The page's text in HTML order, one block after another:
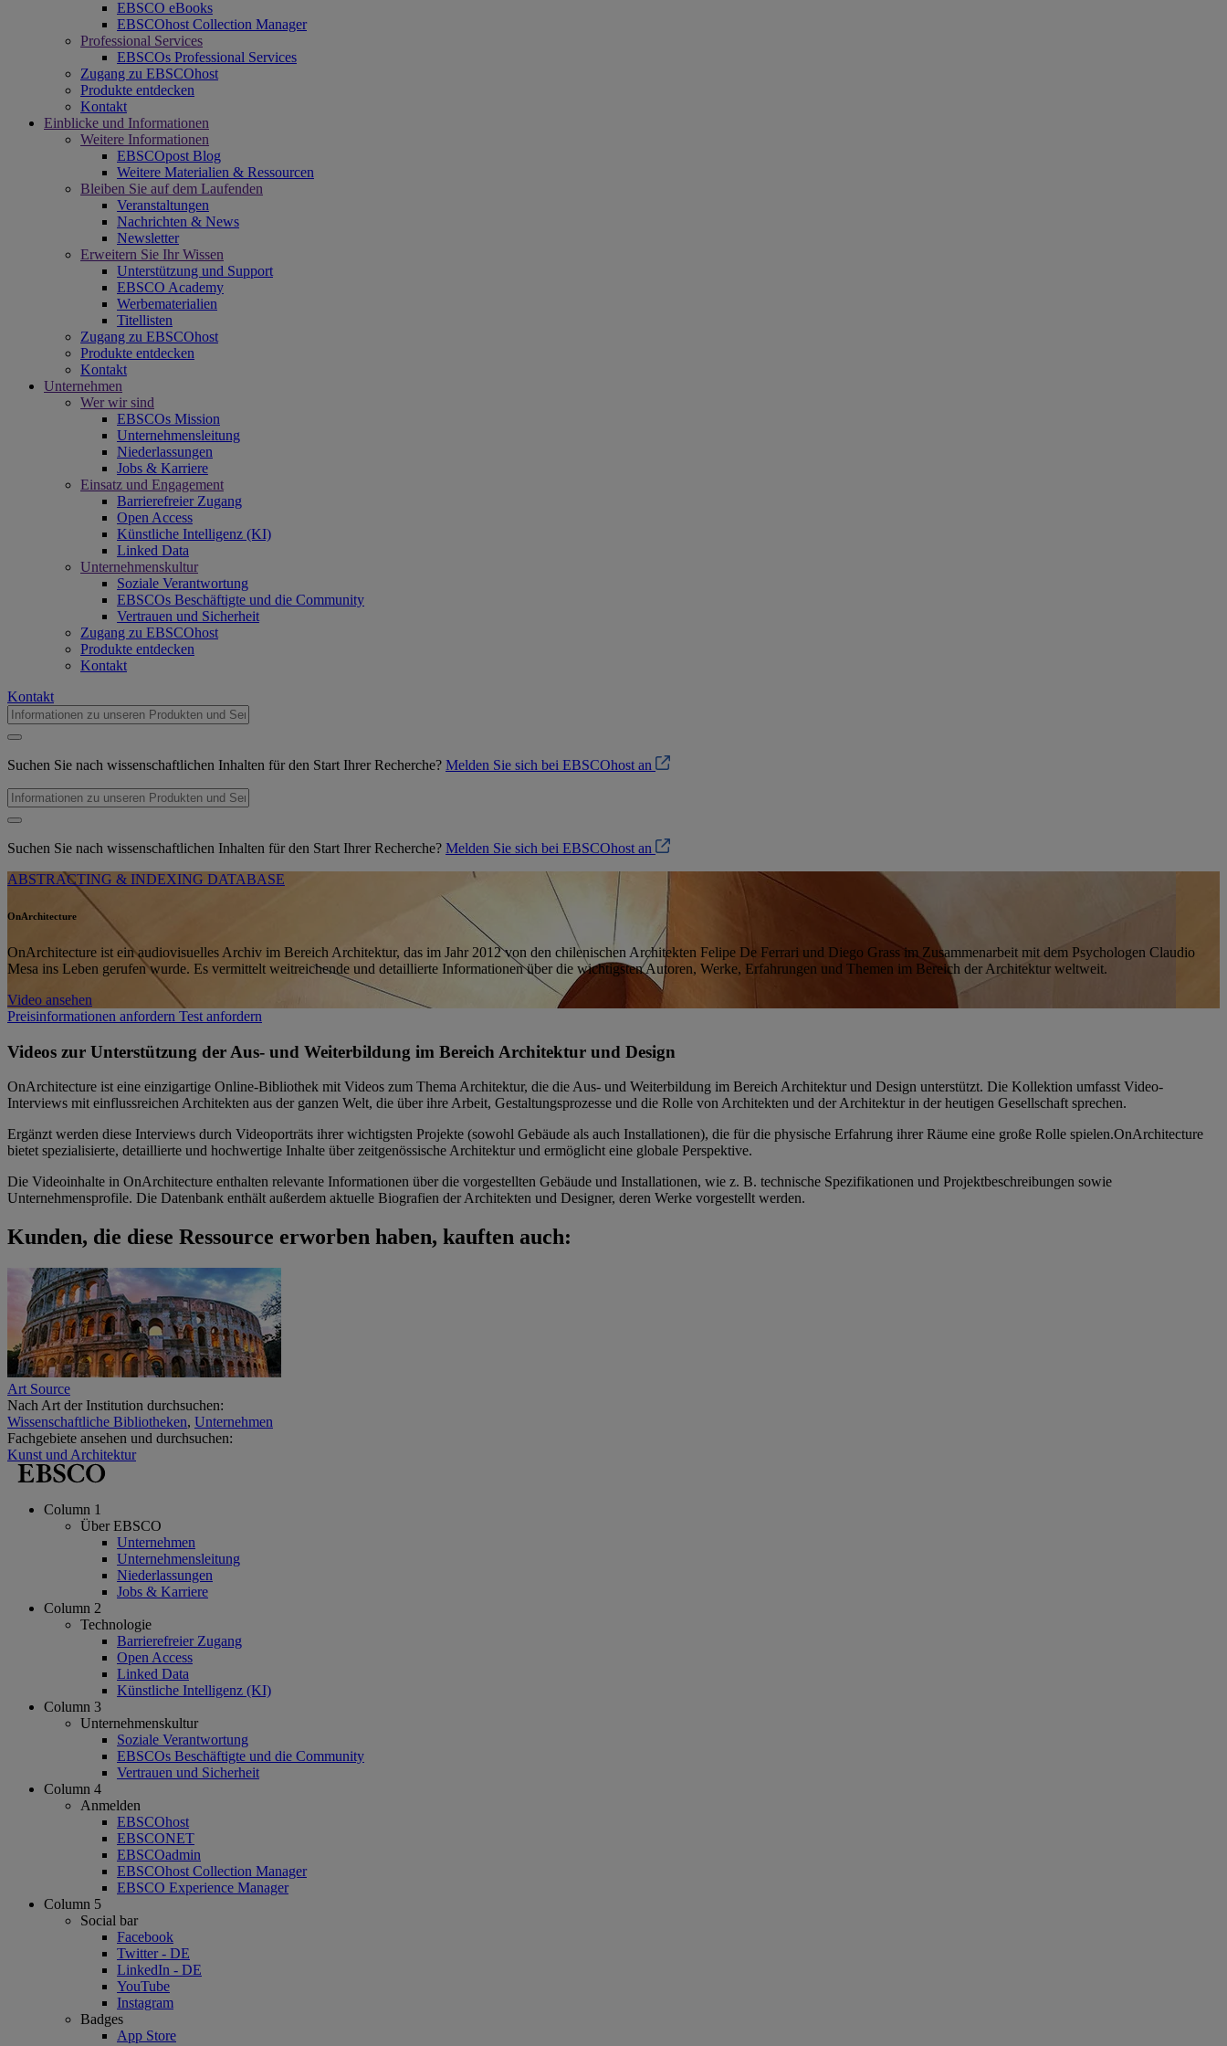
EBSCO eBooks
EBSCOhost Collection Manager
Professional Services
EBSCOs Professional Services
Zugang zu EBSCOhost
Produkte entdecken
Kontakt
Einblicke und Informationen
Weitere Informationen
EBSCOpost Blog
Weitere Materialien & Ressourcen
Bleiben Sie auf dem Laufenden
Veranstaltungen
Nachrichten & News
Newsletter
Erweitern Sie Ihr Wissen
Unterstützung und Support
EBSCO Academy
Werbematerialien
Titellisten
Zugang zu EBSCOhost
Produkte entdecken
Kontakt
Unternehmen
Wer wir sind
EBSCOs Mission
Unternehmensleitung
Niederlassungen
Jobs & Karriere
Einsatz und Engagement
Barrierefreier Zugang
Open Access
Künstliche Intelligenz (KI)
Linked Data
Unternehmenskultur
Soziale Verantwortung
EBSCOs Beschäftigte und die Community
Vertrauen und Sicherheit
Zugang zu EBSCOhost
Produkte entdecken
Kontakt
Kontakt
Suchen Sie nach wissenschaftlichen Inhalten für den Start Ihrer Recherche? Melden Sie sich bei EBSCOhost an
Suchen Sie nach wissenschaftlichen Inhalten für den Start Ihrer Recherche? Melden Sie sich bei EBSCOhost an
ABSTRACTING & INDEXING DATABASE
OnArchitecture
OnArchitecture ist ein audiovisuelles Archiv im Bereich Architektur, das im Jahr 2012 von den chilenischen Architekten Felipe De Ferrari und Diego Grass im Zusammenarbeit mit dem Psychologen Claudio
Mesa ins Leben gerufen wurde. Es vermittelt weitreichende und detaillierte Informationen über die wichtigsten Autoren, Werke, Erfahrungen und Themen im Bereich der Architektur weltweit.
Video ansehen
Preisinformationen anfordern Test anfordern
Videos zur Unterstützung der Aus- und Weiterbildung im Bereich Architektur und Design
OnArchitecture ist eine einzigartige Online-Bibliothek mit Videos zum Thema Architektur, die die Aus- und Weiterbildung im Bereich Architektur und Design unterstützt. Die Kollektion umfasst Video-
Interviews mit einflussreichen Architekten aus der ganzen Welt, die über ihre Arbeit, Gestaltungsprozesse und die Rolle von Architekten und der Architektur in der heutigen Gesellschaft sprechen.
Ergänzt werden diese Interviews durch Videoporträts ihrer wichtigsten Projekte (sowohl Gebäude als auch Installationen), die für die physische Erfahrung ihrer Räume eine große Rolle spielen.OnArchitecture
bietet spezialisierte, detaillierte und hochwertige Inhalte über zeitgenössische Architektur und ermöglicht eine globale Perspektive.
Die Videoinhalte in OnArchitecture enthalten relevante Informationen über die vorgestellten Gebäude und Installationen, wie z. B. technische Spezifikationen und Projektbeschreibungen sowie
Unternehmensprofile. Die Datenbank enthält außerdem aktuelle Biografien der Architekten und Designer, deren Werke vorgestellt werden.
Kunden, die diese Ressource erworben haben, kauften auch:
Art Source
Nach Art der Institution durchsuchen:
Wissenschaftliche Bibliotheken, Unternehmen
Fachgebiete ansehen und durchsuchen:
Kunst und Architektur
Column 1
Über EBSCO
Unternehmen
Unternehmensleitung
Niederlassungen
Jobs & Karriere
Column 2
Technologie
Barrierefreier Zugang
Open Access
Linked Data
Künstliche Intelligenz (KI)
Column 3
Unternehmenskultur
Soziale Verantwortung
EBSCOs Beschäftigte und die Community
Vertrauen und Sicherheit
Column 4
Anmelden
EBSCOhost
EBSCONET
EBSCOadmin
EBSCOhost Collection Manager
EBSCO Experience Manager
Column 5
Social bar
Facebook
Twitter - DE
LinkedIn - DE
YouTube
Instagram
Badges
App Store